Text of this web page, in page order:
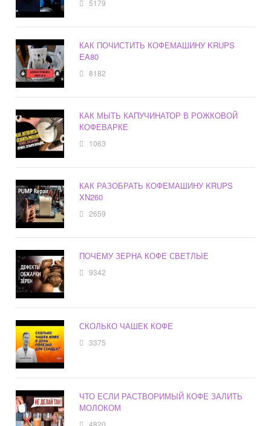
5179
КАК ПОЧИСТИТЬ КОФЕМАШИНУ KRUPS
EA80
8182
КАК МЫТЬ КАПУЧИНАТОР В РОЖКОВОЙ
КОФЕВАРКЕ
1063
КАК РАЗОБРАТЬ КОФЕМАШИНУ KRUPS
XN260
2659
ПОЧЕМУ ЗЕРНА КОФЕ СВЕТЛЫЕ
9342
СКОЛЬКО ЧАШЕК КОФЕ
3375
ЧТО ЕСЛИ РАСТВОРИМЫЙ КОФЕ ЗАЛИТЬ
МОЛОКОМ
4820